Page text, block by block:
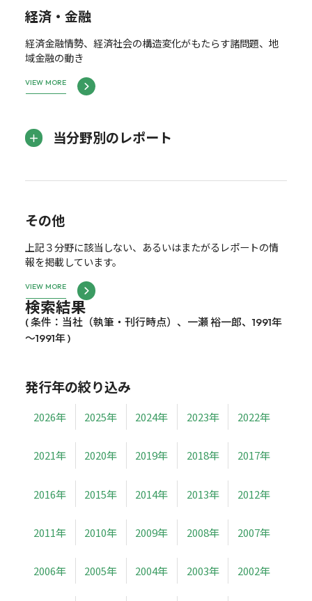
経済・金融
経済金融情勢、経済社会の構造変化がもたらす諸問題、地
域金融の動き
VIEW MORE
当分野別のレポート
その他
上記３分野に該当しない、あるいはまたがるレポートの情
報を掲載しています。
VIEW MORE
検索結果
( 条件：当社（執筆・刊行時点）、一瀬 裕一郎、1991年
～1991年 )
発行年の絞り込み
2026年 2025年 2024年 2023年 2022年
2021年 2020年 2019年 2018年 2017年
2016年 2015年 2014年 2013年 2012年
2011年 2010年 2009年 2008年 2007年
2006年 2005年 2004年 2003年 2002年